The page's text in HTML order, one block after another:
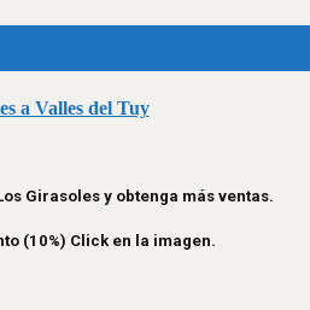
a Valles del Tuy
Girasoles y obtenga más ventas.
(10%) Click en la imagen.